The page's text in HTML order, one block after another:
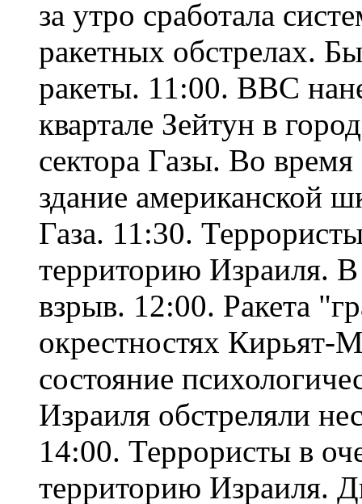
за утро сработала
ракетных обстрелах.
ракеты. 11:00. ВВС
квартале Зейтун в
сектора Газы. Во время
здание американской
Газа. 11:30.
территорию Израиля.
взрыв. 12:00. Ракета
окрестностях
состояние
Израиля обстреляли
14:00. Террористы в
территорию Израиля.